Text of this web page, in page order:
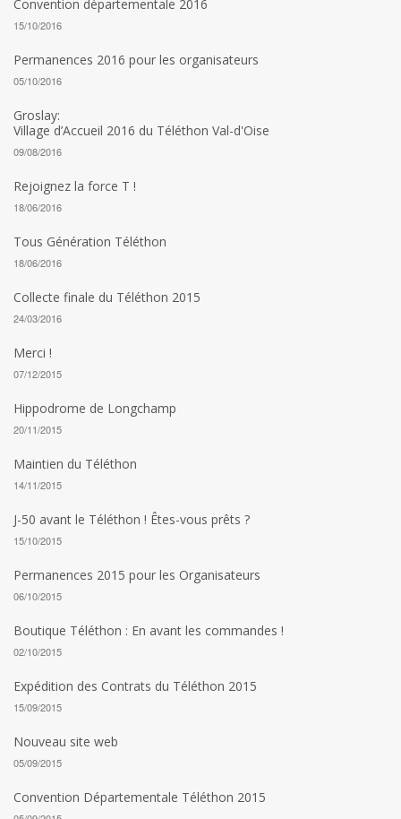
Convention départementale 2016
15/10/2016
Permanences 2016 pour les organisateurs
05/10/2016
Groslay:
Village d’Accueil 2016 du Téléthon Val-d'Oise
09/08/2016
Rejoignez la force T !
18/06/2016
Tous Génération Téléthon
18/06/2016
Collecte finale du Téléthon 2015
24/03/2016
Merci !
07/12/2015
Hippodrome de Longchamp
20/11/2015
Maintien du Téléthon
14/11/2015
J-50 avant le Téléthon ! Êtes-vous prêts ?
15/10/2015
Permanences 2015 pour les Organisateurs
06/10/2015
Boutique Téléthon : En avant les commandes !
02/10/2015
Expédition des Contrats du Téléthon 2015
15/09/2015
Nouveau site web
05/09/2015
Convention Départementale Téléthon 2015